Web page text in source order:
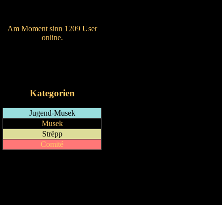
Am Moment sinn 1209 User
online.
Kategorien
Jugend-Musek
Musek
Strëpp
Comité